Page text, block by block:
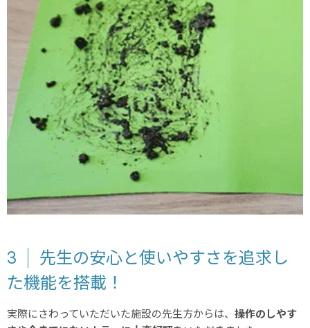
3
先生の安心と使いやすさを追求し
た機能を搭載！
実際にさわっていただいた施設の先生方からは、 操作のしやす